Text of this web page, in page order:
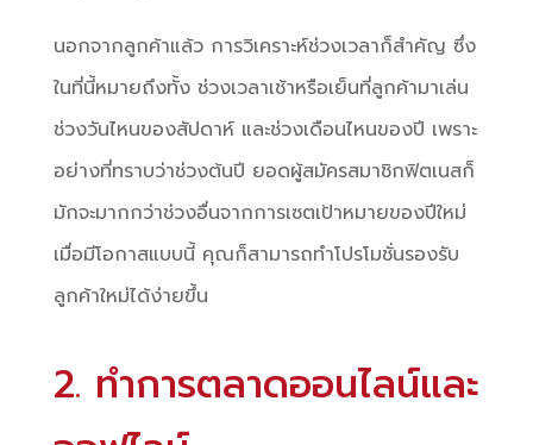
นอกจากลูกค้าแล้ว การวิเคราะห์ช่วงเวลาก็สำคัญ ซึ่ง
ในที่นี้หมายถึงทั้ง ช่วงเวลาเช้าหรือเย็นที่ลูกค้ามาเล่น
ช่วงวันไหนของสัปดาห์ และช่วงเดือนไหนของปี เพราะ
อย่างที่ทราบว่าช่วงต้นปี ยอดผู้สมัครสมาชิกฟิตเนสก็
มักจะมากกว่าช่วงอื่นจากการเซตเป้าหมายของปีใหม่
เมื่อมีโอกาสแบบนี้ คุณก็สามารถทำโปรโมชั่นรองรับ
ลูกค้าใหม่ได้ง่ายขึ้น
2. ทำการตลาดออนไลน์และ